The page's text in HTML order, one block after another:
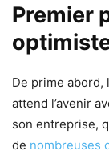
Premier
De prime abord,
attend l’avenir
son entreprise,
de nombreuses